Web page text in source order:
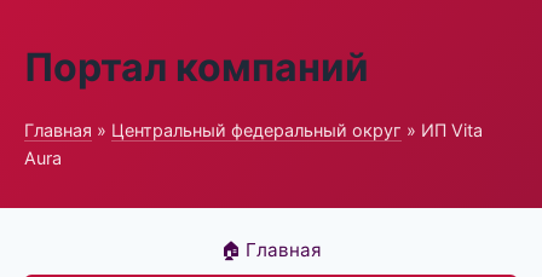
Портал компаний
Главная » Центральный федеральный округ » ИП Vita
Aura
🏠 Главная